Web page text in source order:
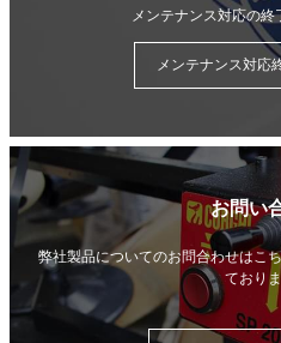
メンテナンス対応の
メンテナンス対応
お問い
弊社製品についてのお問合わせはこ
ておりま